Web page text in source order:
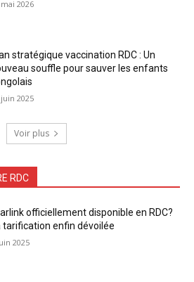
2026
stratégique vaccination RDC : Un
souffle pour sauver les enfants
juin 2025
Voir plus
RDC
officiellement disponible en RDC?
tarification enfin dévoilée
2025